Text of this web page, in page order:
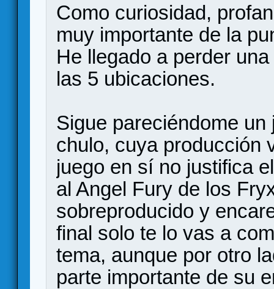
Como curiosidad,
muy importante de la
He llegado a perder
las 5 ubicaciones.
Sigue pareciéndome
chulo, cuya producción
juego en sí no justifica
al Angel Fury de los
sobreproducido y
final solo te lo vas a
tema, aunque por otro
parte importante de su